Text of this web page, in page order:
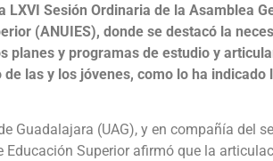
Sesión Ordinaria de la Asamblea
(ANUIES), donde se destacó la
planes y programas de estudio y
las y los jóvenes, como lo ha indicado
Guadalajara (UAG), y en compañía del
Educación Superior afirmó que la